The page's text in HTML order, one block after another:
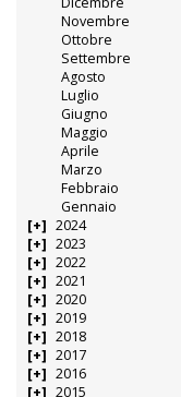
Novembre
Ottobre
Settembre
Agosto
Luglio
Giugno
Maggio
Aprile
Marzo
Febbraio
Gennaio
2024
2023
2022
2021
2020
2019
2018
2017
2016
2015